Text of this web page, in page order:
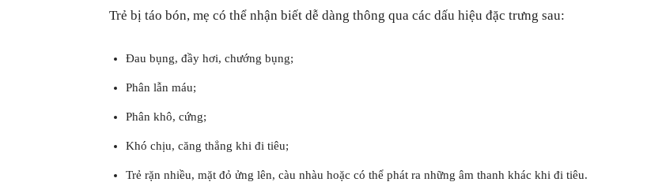
Trẻ bị táo bón, mẹ có thể nhận biết dễ dàng thông qua các dấu hiệu đặc trưng sau:
Đau bụng, đầy hơi, chướng bụng;
Phân lẫn máu;
Phân khô, cứng;
Khó chịu, căng thẳng khi đi tiêu;
Trẻ rặn nhiều, mặt đỏ ửng lên, càu nhàu hoặc có thể phát ra những âm thanh khác khi đi tiêu.